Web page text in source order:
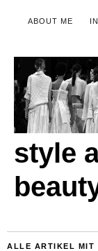
ABOUT ME
style
ALLE ARTIKEL MIT